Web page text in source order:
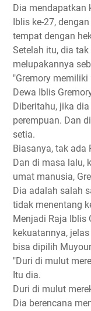
Dia mendapatkan
Iblis ke-27,
tempat dengan
Setelah itu, dia
melupakannya
"Gremory memiliki
Dewa Iblis
Diberitahu, jika
perempuan. Dan
setia.
Biasanya, tak ada
Dan di masa lalu,
umat manusia,
Dia adalah salah
tidak menentang
Menjadi Raja Iblis
kekuatannya,
bisa dipilih
"Duri di mulut
Itu dia.
Duri di mulut
Dia berencana